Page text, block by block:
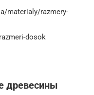
materialy/razmery-
dosok
древесины